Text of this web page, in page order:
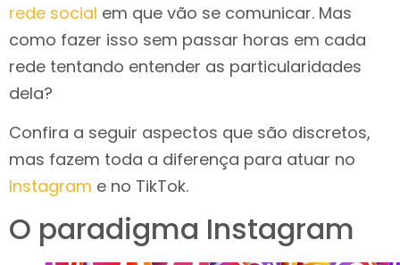
rede social em que vão se comunicar. Mas
como fazer isso sem passar horas em cada
rede tentando entender as particularidades
dela?
Confira a seguir aspectos que são discretos,
mas fazem toda a diferença para atuar no
Instagram e no TikTok.
O paradigma Instagram